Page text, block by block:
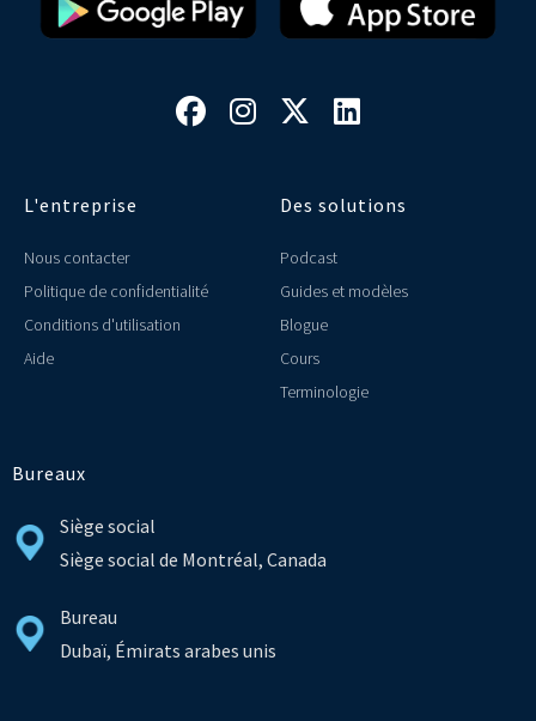
   
L'entreprise
Nous contacter
Politique de confidentialité
Conditions d'utilisation
Aide
Des solutions
Podcast
Guides et modèles
Blogue
Cours
Terminologie
Bureaux
Siège social
Siège social de Montréal, Canada
Bureau
Dubaï, Émirats arabes unis